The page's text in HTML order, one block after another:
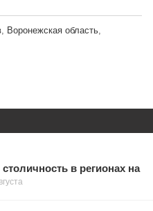
Воронежская область
в регионах на